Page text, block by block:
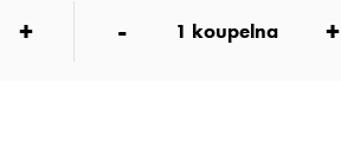
+ - 1 koupelna +